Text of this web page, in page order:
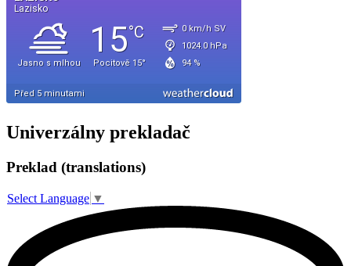
Univerzálny prekladač
Preklad (translations)
Select Language ▼